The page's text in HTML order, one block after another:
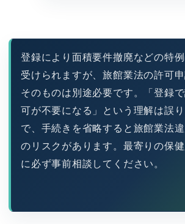
登録により面積要件撤廃などの特
受けられますが、旅館業法の許可
そのものは別途必要です。「登録
可が不要になる」という理解は誤り
で、手続きを省略すると旅館業法違
のリスクがあります。最寄りの保
に必ず事前相談してください。